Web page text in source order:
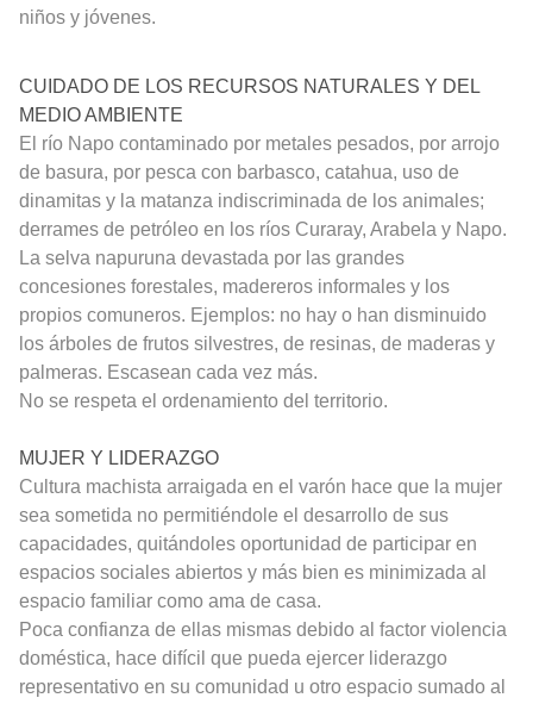
niños y jóvenes.
CUIDADO DE LOS RECURSOS NATURALES Y DEL
MEDIO AMBIENTE
El río Napo contaminado por metales pesados, por arrojo
de basura, por pesca con barbasco, catahua, uso de
dinamitas y la matanza indiscriminada de los animales;
derrames de petróleo en los ríos Curaray, Arabela y Napo.
La selva napuruna devastada por las grandes
concesiones forestales, madereros informales y los
propios comuneros. Ejemplos: no hay o han disminuido
los árboles de frutos silvestres, de resinas, de maderas y
palmeras. Escasean cada vez más.
No se respeta el ordenamiento del territorio.
MUJER Y LIDERAZGO
Cultura machista arraigada en el varón hace que la mujer
sea sometida no permitiéndole el desarrollo de sus
capacidades, quitándoles oportunidad de participar en
espacios sociales abiertos y más bien es minimizada al
espacio familiar como ama de casa.
Poca confianza de ellas mismas debido al factor violencia
doméstica, hace difícil que pueda ejercer liderazgo
representativo en su comunidad u otro espacio sumado al